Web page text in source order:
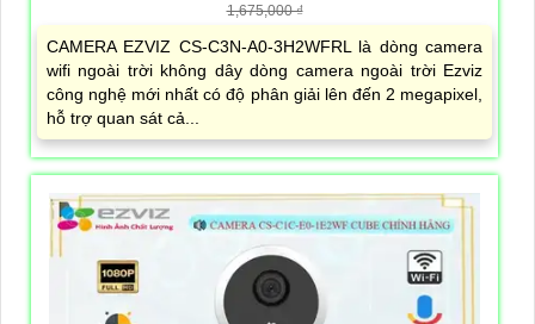
1,675,000 ₫
CAMERA EZVIZ CS-C3N-A0-3H2WFRL là dòng camera
wifi ngoài trời không dây dòng camera ngoài trời Ezviz
công nghệ mới nhất có độ phân giải lên đến 2 megapixel,
hỗ trợ quan sát cả...